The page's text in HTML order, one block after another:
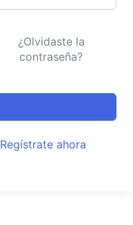
¿Olvidaste la
contraseña?
Regístrate ahora